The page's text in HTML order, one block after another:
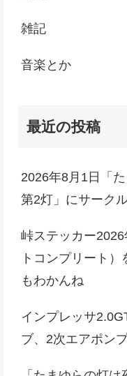
雑記
音楽とか
最近の投稿
2026年8月1日「
第2灯」にサーク
峠ステッカー
トコンプリート
もわかんね
インプレッサ
ブ、2次エアポン